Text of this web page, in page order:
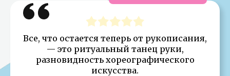
Все, что остается теперь от рукописания,
— это ритуальный танец руки,
разновидность хореографического
искусства.